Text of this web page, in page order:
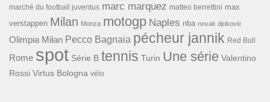
marché du football juventus marc marquez matteo berrettini max
verstappen Milan Monza motogp Naples nba novak djokovic
Olimpia Milan Pecco Bagnaia pécheur jannik Red Bull
Rome spot Série B tennis Turin Une série Valentino
Rossi Virtus Bologna vélo